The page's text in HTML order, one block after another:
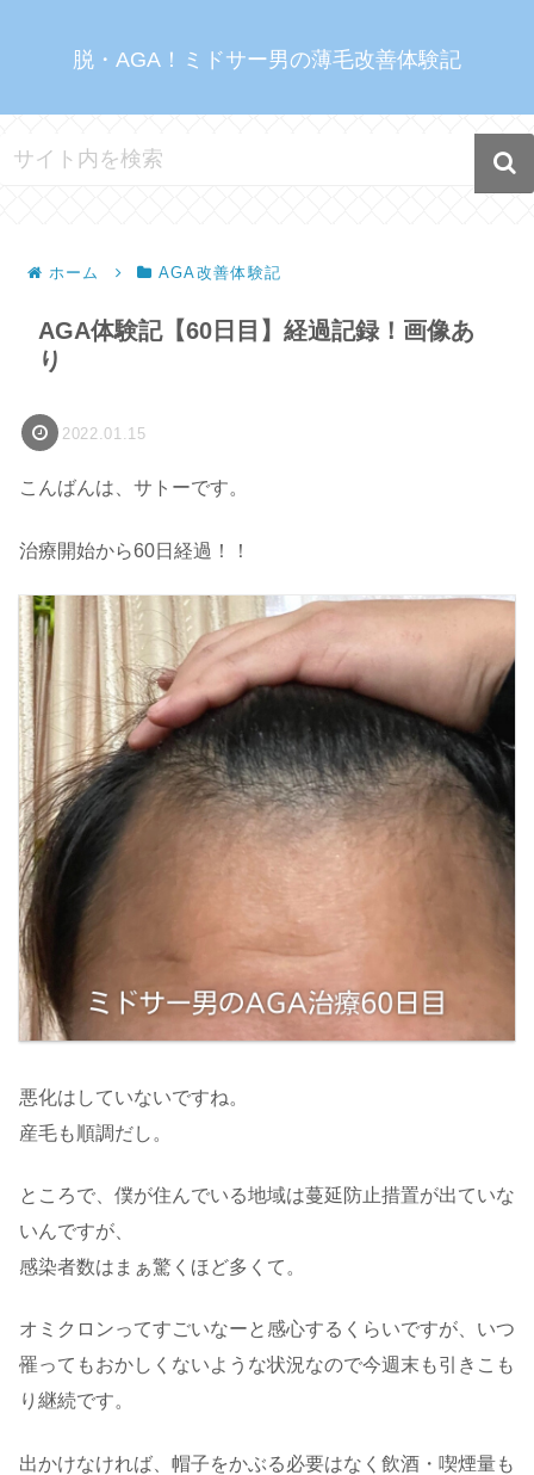
脱・AGA！ミドサー男の薄毛改善体験記
ホーム AGA改善体験記
AGA体験記【60日目】経過記録！画像あ
り
2022.01.15
こんばんは、サトーです。
治療開始から60日経過！！
悪化はしていないですね。
産毛も順調だし。
ところで、僕が住んでいる地域は蔓延防止措置が出ていな
いんですが、
感染者数はまぁ驚くほど多くて。
オミクロンってすごいなーと感心するくらいですが、いつ
罹ってもおかしくないような状況なので今週末も引きこも
り継続です。
出かけなければ、帽子をかぶる必要はなく飲酒・喫煙量も